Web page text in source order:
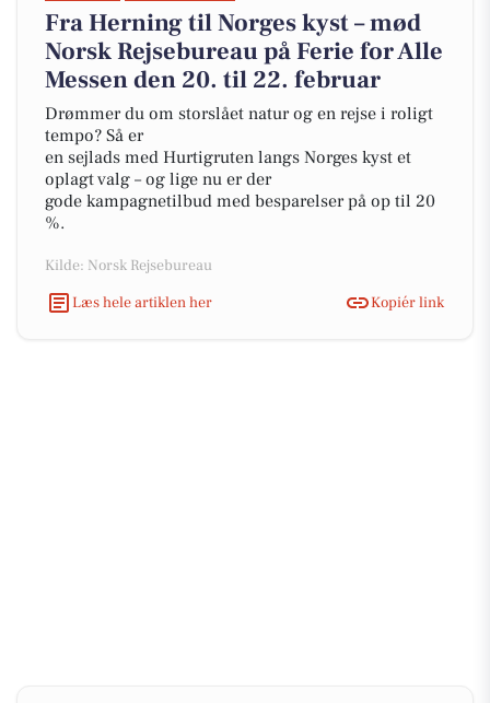
Fra Herning til Norges kyst – mød
Norsk Rejsebureau på Ferie for Alle
Messen den 20. til 22. februar
Drømmer du om storslået natur og en rejse i roligt
tempo? Så er
en sejlads med Hurtigruten langs Norges kyst et
oplagt valg – og lige nu er der
gode kampagnetilbud med besparelser på op til 20
%.
Kilde: Norsk Rejsebureau
Læs hele artiklen her
Kopiér link